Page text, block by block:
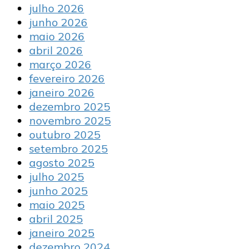
julho 2026
junho 2026
maio 2026
abril 2026
março 2026
fevereiro 2026
janeiro 2026
dezembro 2025
novembro 2025
outubro 2025
setembro 2025
agosto 2025
julho 2025
junho 2025
maio 2025
abril 2025
janeiro 2025